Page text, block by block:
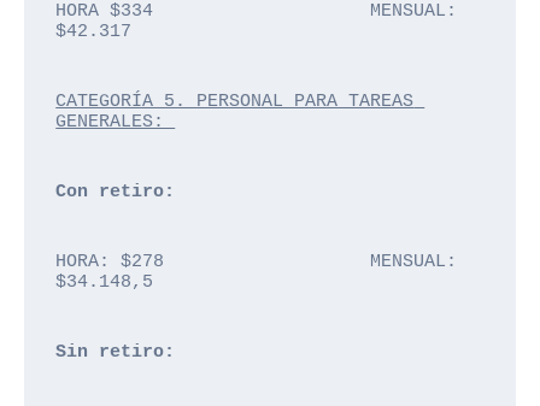
HORA $334                    MENSUAL:
$42.317
CATEGORÍA 5. PERSONAL PARA TAREAS
GENERALES:
Con retiro:
HORA: $278                   MENSUAL:
$34.148,5
Sin retiro: